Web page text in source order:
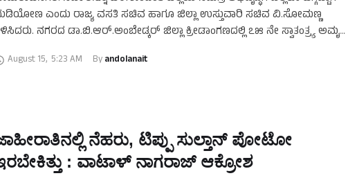
ಎಂದು ರಾಜ್ಯ ವಸತಿ ಸಚಿವ ಹಾಗೂ ಜಿಲ್ಲಾ ಉಸ್ತುವಾರಿ ಸಚಿವ ವಿ‌.ಸೋಮಣ್ಣ
ನಗರದ ಡಾ.ಬಿ.ಆರ್.ಅಂಬೇಡ್ಕರ್ ಜಿಲ್ಲಾ ಕ್ರೀಡಾಂಗಣದಲ್ಲಿ ೭೫ ನೇ ಸ್ವಾತಂತ್ರ್ಯ ಅಮೃತ
August 15, 5:23 AM By andolanait
ನೆಹರು, ಟಿಪ್ಪು ಸುಲ್ತಾನ್ ಪೋಟೋ
: ವಾಟಾಳ್ ನಾಗರಾಜ್ ಆಕ್ರೋಶ